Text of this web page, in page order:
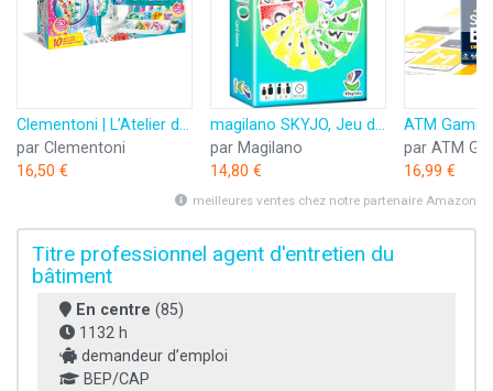
Clementoni | L’Atelier des Stylos pour Enfants 6 Ans+ | Kit Créatif DIY avec 10 Stylos à Personnaliser | Plus de 50 Accessoires : Paillettes, Perles, Figurines | Activité Manuelle et Cadeau Créatif
par Clementoni
16,50 €
magilano SKYJO, Jeu de Cartes Amusant pour Les Jeunes et Les Moins Jeunes, des soirées de Jeu Amusantes dans Le Cercle d'amis et de Famille.
par Magilano
14,80 €
par ATM
16,99 €
meilleures ventes chez notre partenaire Amazon
Titre professionnel agent d'entretien du
bâtiment
En centre (85)
1132 h
demandeur d’emploi
BEP/CAP